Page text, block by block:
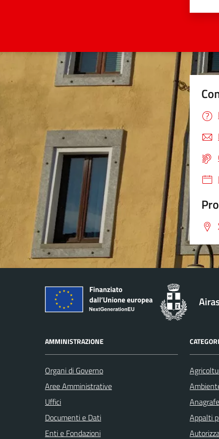
AMMINISTRAZIONE
Organi di Governo
Aree Amministrative
Uffici
Documenti e Dati
Enti e Fondazioni
Appalti